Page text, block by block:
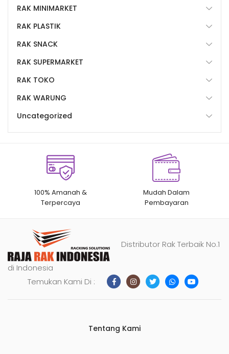
RAK MINIMARKET
RAK PLASTIK
RAK SNACK
RAK SUPERMARKET
RAK TOKO
RAK WARUNG
Uncategorized
100% Amanah &
Terpercaya
Mudah Dalam
Pembayaran
Distributor Rak Terbaik No.1
di Indonesia
Temukan Kami Di :
Tentang Kami